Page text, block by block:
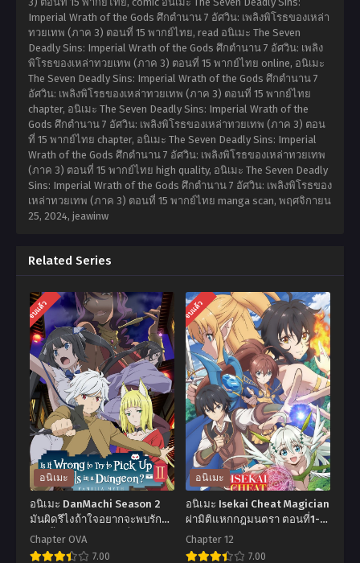
Imperial Wrath of the Gods ศึกตำนาน 7 อัศวิน: เพลิงพิโรธของเหล่า
ทวยเทพ (ภาค 3) ตอนที่ 15 พากย์ไทย, read อนิเมะ The Seven
Deadly Sins: Imperial Wrath of the Gods ศึกตำนาน 7 อัศวิน: เพลิง
พิโรธของเหล่าทวยเทพ (ภาค 3) ตอนที่ 15 พากย์ไทย online, อนิเมะ
The Seven Deadly Sins: Imperial Wrath of the Gods ศึกตำนาน 7
อัศวิน: เพลิงพิโรธของเหล่าทวยเทพ (ภาค 3) ตอนที่ 15 พากย์ไทย
chapter, อนิเมะ The Seven Deadly Sins: Imperial Wrath of the
Gods ศึกตำนาน 7 อัศวิน: เพลิงพิโรธของเหล่าทวยเทพ (ภาค 3) ตอน
ที่ 15 พากย์ไทย chapter, อนิเมะ The Seven Deadly Sins: Imperial
Wrath of the Gods ศึกตำนาน 7 อัศวิน: เพลิงพิโรธของเหล่าทวยเทพ
(ภาค 3) ตอนที่ 15 พากย์ไทย high quality, อนิเมะ The Seven Deadly
Sins: Imperial Wrath of the Gods ศึกตำนาน 7 อัศวิน: เพลิงพิโรธของ
เหล่าทวยเทพ (ภาค 3) ตอนที่ 15 พากย์ไทย manga scan, พฤศจิกายน
25, 2024, jeawinw
Related Series
จบแล้ว
อนิเมะ
อนิเมะ DanMachi Season 2
มันผิดรึไงถ้าใจอยากจะพบรักใน
ดันเจี้ยน ภาค 2 ตอนที่1-12 ซับ
ไทย
Chapter OVA
7.00
จบแล้ว
อนิเมะ
อนิเมะ Isekai Cheat Magician
ผ่ามิติแหกกฎมนตรา ตอนที่1-
12 ซับไทย
Chapter 12
7.00